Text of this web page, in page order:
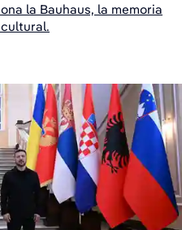
la Bauhaus, la memoria